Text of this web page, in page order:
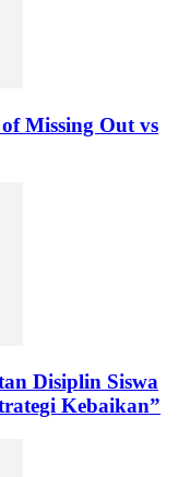
Missing Out vs
Disiplin Siswa
Kebaikan”